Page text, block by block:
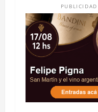
PUBLICIDAD